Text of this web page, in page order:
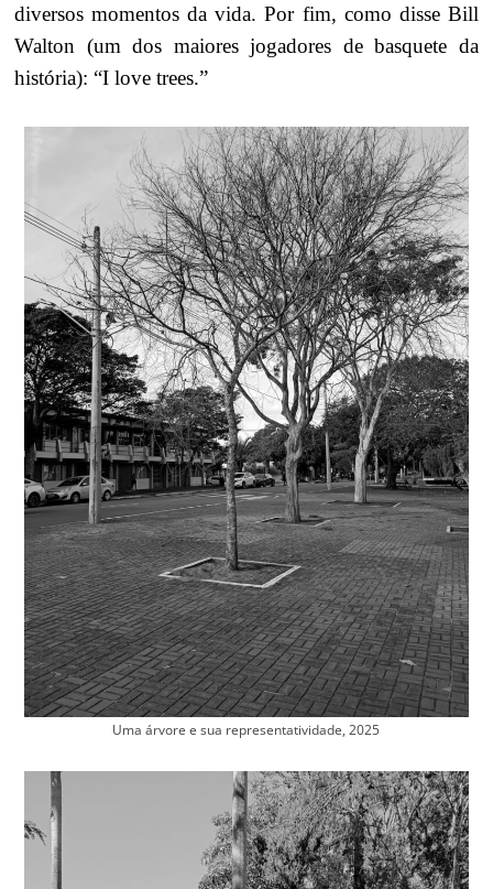
diversos momentos da vida. Por fim, como disse Bill
Walton (um dos maiores jogadores de basquete da
história): “I love trees.”
Uma árvore e sua representatividade, 2025